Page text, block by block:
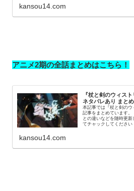
kansou14.com
アニメ2期の全話まとめはこちら！
『杖と剣のウィス
ネタバレあり まとめ
本記事では『杖と剣の
記事をまとめています
との違いなどを随時更
てチャックしてくださ
kansou14.com